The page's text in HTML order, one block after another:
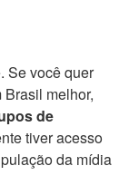
Se você quer
melhor,
de
tiver acesso
da mídia